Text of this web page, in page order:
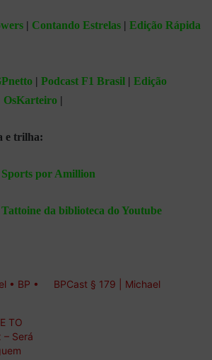
| Contando Estrelas | Edição Rápida
| Podcast F1 Brasil | Edição
OsKarteiro |
e trilha:
por Amillion
da biblioteca do Youtube
• BP •
BPCast § 179 | Michael
TO
– Será